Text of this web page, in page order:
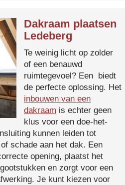
Dakraam plaatsen
Ledeberg
Te weinig licht op zolder
of een benauwd
ruimtegevoel? Een biedt
de perfecte oplossing. Het
inbouwen van een
dakraam is echter geen
klus voor een doe-het-
kunnen leiden tot
schade aan het dak. Een
opening, plaatst het
en zorgt voor een
Je kunt kiezen voor